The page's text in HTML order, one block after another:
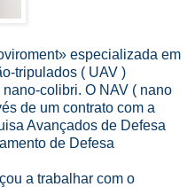
especializada em
tripulados ( UAV )
colibri. O NAV ( nano
de um contrato com a
Avançados de Defesa
de Defesa
a trabalhar com o